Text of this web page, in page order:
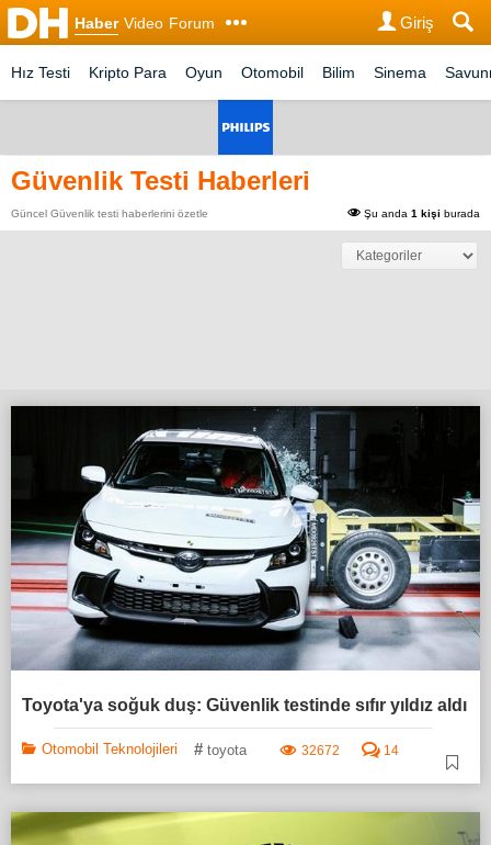
Haber Video Forum Giriş
Hız Testi Kripto Para Oyun Otomobil Bilim Sinema
Güvenlik Testi Haberleri
Güncel Güvenlik testi haberlerini özetle Şu anda 1 kişi burada
Toyota'ya soğuk duş: Güvenlik testinde sıfır yıldız aldı
Otomobil Teknolojileri # toyota 32672 14